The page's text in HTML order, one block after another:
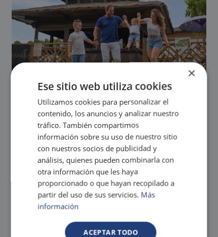
RÉSERVEZ ET ÉCONOMISEZ!
OBTENEZ LE MEILLEUR PRIX EN LIGNE.
GARANTI!
Contactez notre équipe Magic si vous avez des questions
Les meilleurs équipements et conforts pour vous et votre
famille à Magic Natura
×
Ese sitio web utiliza cookies
Utilizamos cookies para personalizar el
contenido, los anuncios y analizar nuestro
tráfico. También compartimos
información sobre su uso de nuestro sitio
con nuestros socios de publicidad y
análisis, quienes pueden combinarla con
otra información que les haya
proporcionado o que hayan recopilado a
partir del uso de sus servicios. Más
información
ACEPTAR TODO